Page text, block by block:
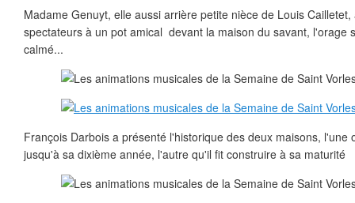
Madame Genuyt, elle aussi arrière petite nièce de Louis
spectateurs à un pot amical devant la maison du savant, l'orage
calmé...
François Darbois a présenté l'historique des deux maisons, l'une
jusqu'à sa dixième année, l'autre qu'il fit construire à sa maturité